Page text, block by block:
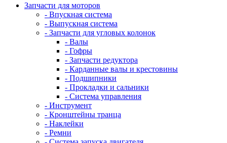
Запчасти для моторов
- Впускная система
- Выпускная система
- Запчасти для угловых колонок
- Валы
- Гофры
- Запчасти редуктора
- Карданные валы и крестовины
- Подшипники
- Прокладки и сальники
- Система управления
- Инструмент
- Кронштейны транца
- Наклейки
- Ремни